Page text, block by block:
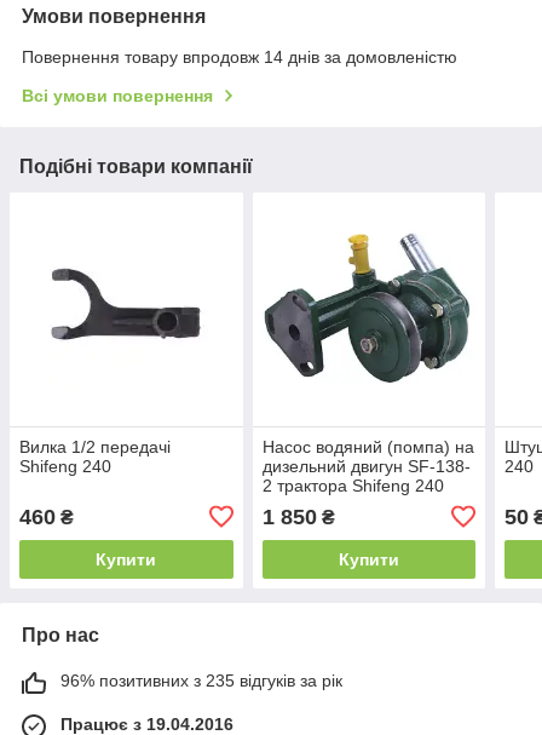
Умови повернення
Повернення товару впродовж 14 днів за домовленістю
Всі умови повернення
Подібні товари компанії
Вилка 1/2 передачі
Shifeng 240
460 ₴
Купити
Насос водяний (помпа) на
дизельний двигун SF-138-
2 трактора Shifeng 240
1 850₴
Купити
240
50
Про нас
96% позитивних з 235 відгуків за рік
Працює з 19.04.2016